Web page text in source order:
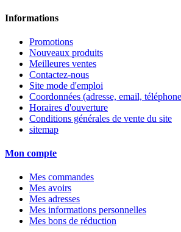
Informations
Promotions
Nouveaux produits
Meilleures ventes
Contactez-nous
Site mode d'emploi
Coordonnées (adresse, email,
Horaires d'ouverture
Conditions générales de vente du site
sitemap
Mon compte
Mes commandes
Mes avoirs
Mes adresses
Mes informations personnelles
Mes bons de réduction